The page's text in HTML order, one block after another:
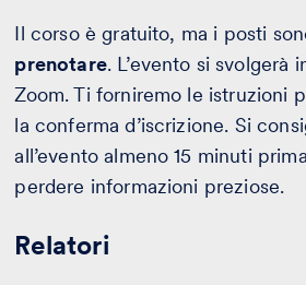
Il corso è gratuito, ma i posti
prenotare. L’evento si svolgerà
Zoom. Ti forniremo le istruzioni
la conferma d’iscrizione. Si
all’evento almeno 15 minuti
perdere informazioni preziose.
Relatori